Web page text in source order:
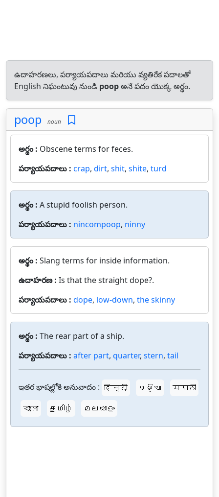
ఉదాహరణలు, పర్యాయపదాలు మరియు వ్యతిరేక పదాలతో
English నిఘంటువు నుండి poopఅనే పదం యొక్క అర్థం.
poop noun
అర్థం : Obscene terms for feces.
పర్యాయపదాలు : crap, dirt, shit, shite, turd
అర్థం : A stupid foolish person.
పర్యాయపదాలు : nincompoop, ninny
అర్థం : Slang terms for inside information.
ఉదాహరణ : Is that the straight dope?.
పర్యాయపదాలు : dope, low-down, the skinny
అర్థం : The rear part of a ship.
పర్యాయపదాలు : after part, quarter, stern, tail
ఇతర భాషల్లోకి అనువాదం : हिन्दी ଓଡ଼ିଆ
मराठी
বাংলা
தமிழ் മലയാളം